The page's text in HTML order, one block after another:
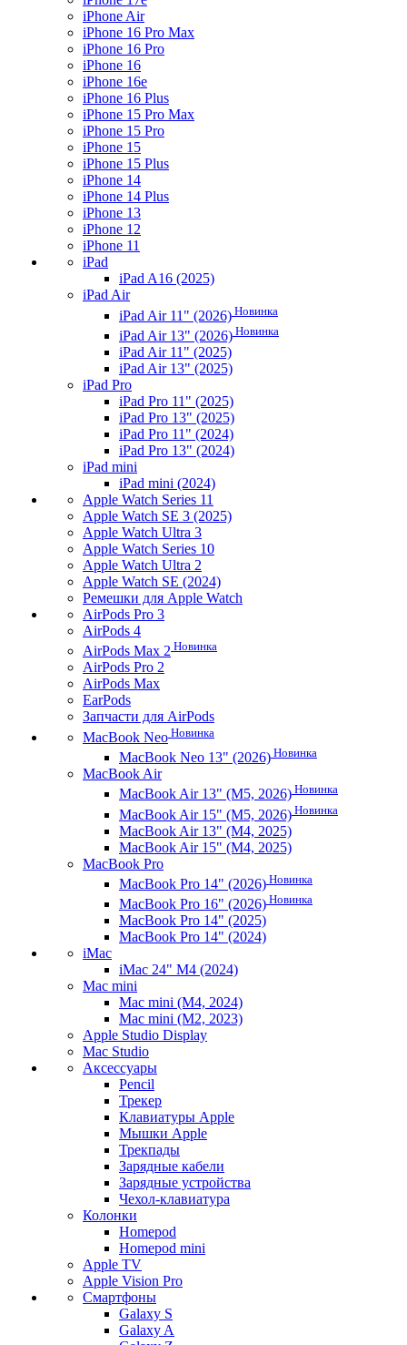
iPhone Air
iPhone 16 Pro Max
iPhone 16 Pro
iPhone 16
iPhone 16e
iPhone 16 Plus
iPhone 15 Pro Max
iPhone 15 Pro
iPhone 15
iPhone 15 Plus
iPhone 14
iPhone 14 Plus
iPhone 13
iPhone 12
iPhone 11
iPad
iPad A16 (2025)
iPad Air
iPad Air 11" (2026) Новинка
iPad Air 13" (2026) Новинка
iPad Air 11" (2025)
iPad Air 13" (2025)
iPad Pro
iPad Pro 11" (2025)
iPad Pro 13" (2025)
iPad Pro 11" (2024)
iPad Pro 13" (2024)
iPad mini
iPad mini (2024)
Apple Watch Series 11
Apple Watch SE 3 (2025)
Apple Watch Ultra 3
Apple Watch Series 10
Apple Watch Ultra 2
Apple Watch SE (2024)
Ремешки для Apple Watch
AirPods Pro 3
AirPods 4
AirPods Max 2 Новинка
AirPods Pro 2
AirPods Max
EarPods
Запчасти для AirPods
MacBook Neo Новинка
MacBook Neo 13" (2026) Новинка
MacBook Air
MacBook Air 13" (M5, 2026) Новинка
MacBook Air 15" (M5, 2026) Новинка
MacBook Air 13" (M4, 2025)
MacBook Air 15" (M4, 2025)
MacBook Pro
MacBook Pro 14" (2026) Новинка
MacBook Pro 16" (2026) Новинка
MacBook Pro 14" (2025)
MacBook Pro 14" (2024)
iMac
iMac 24" M4 (2024)
Mac mini
Mac mini (M4, 2024)
Mac mini (M2, 2023)
Apple Studio Display
Mac Studio
Аксессуары
Pencil
Трекер
Клавиатуры Apple
Мышки Apple
Трекпады
Зарядные кабели
Зарядные устройства
Чехол-клавиатура
Колонки
Homepod
Homepod mini
Apple TV
Apple Vision Pro
Смартфоны
Galaxy S
Galaxy A